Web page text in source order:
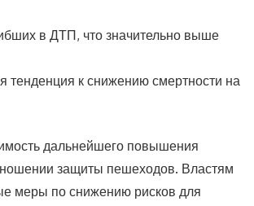
в ДТП, что значительно выше
тенденция к снижению смертности на
дальнейшего повышения
защиты пешеходов. Властям
меры по снижению рисков для